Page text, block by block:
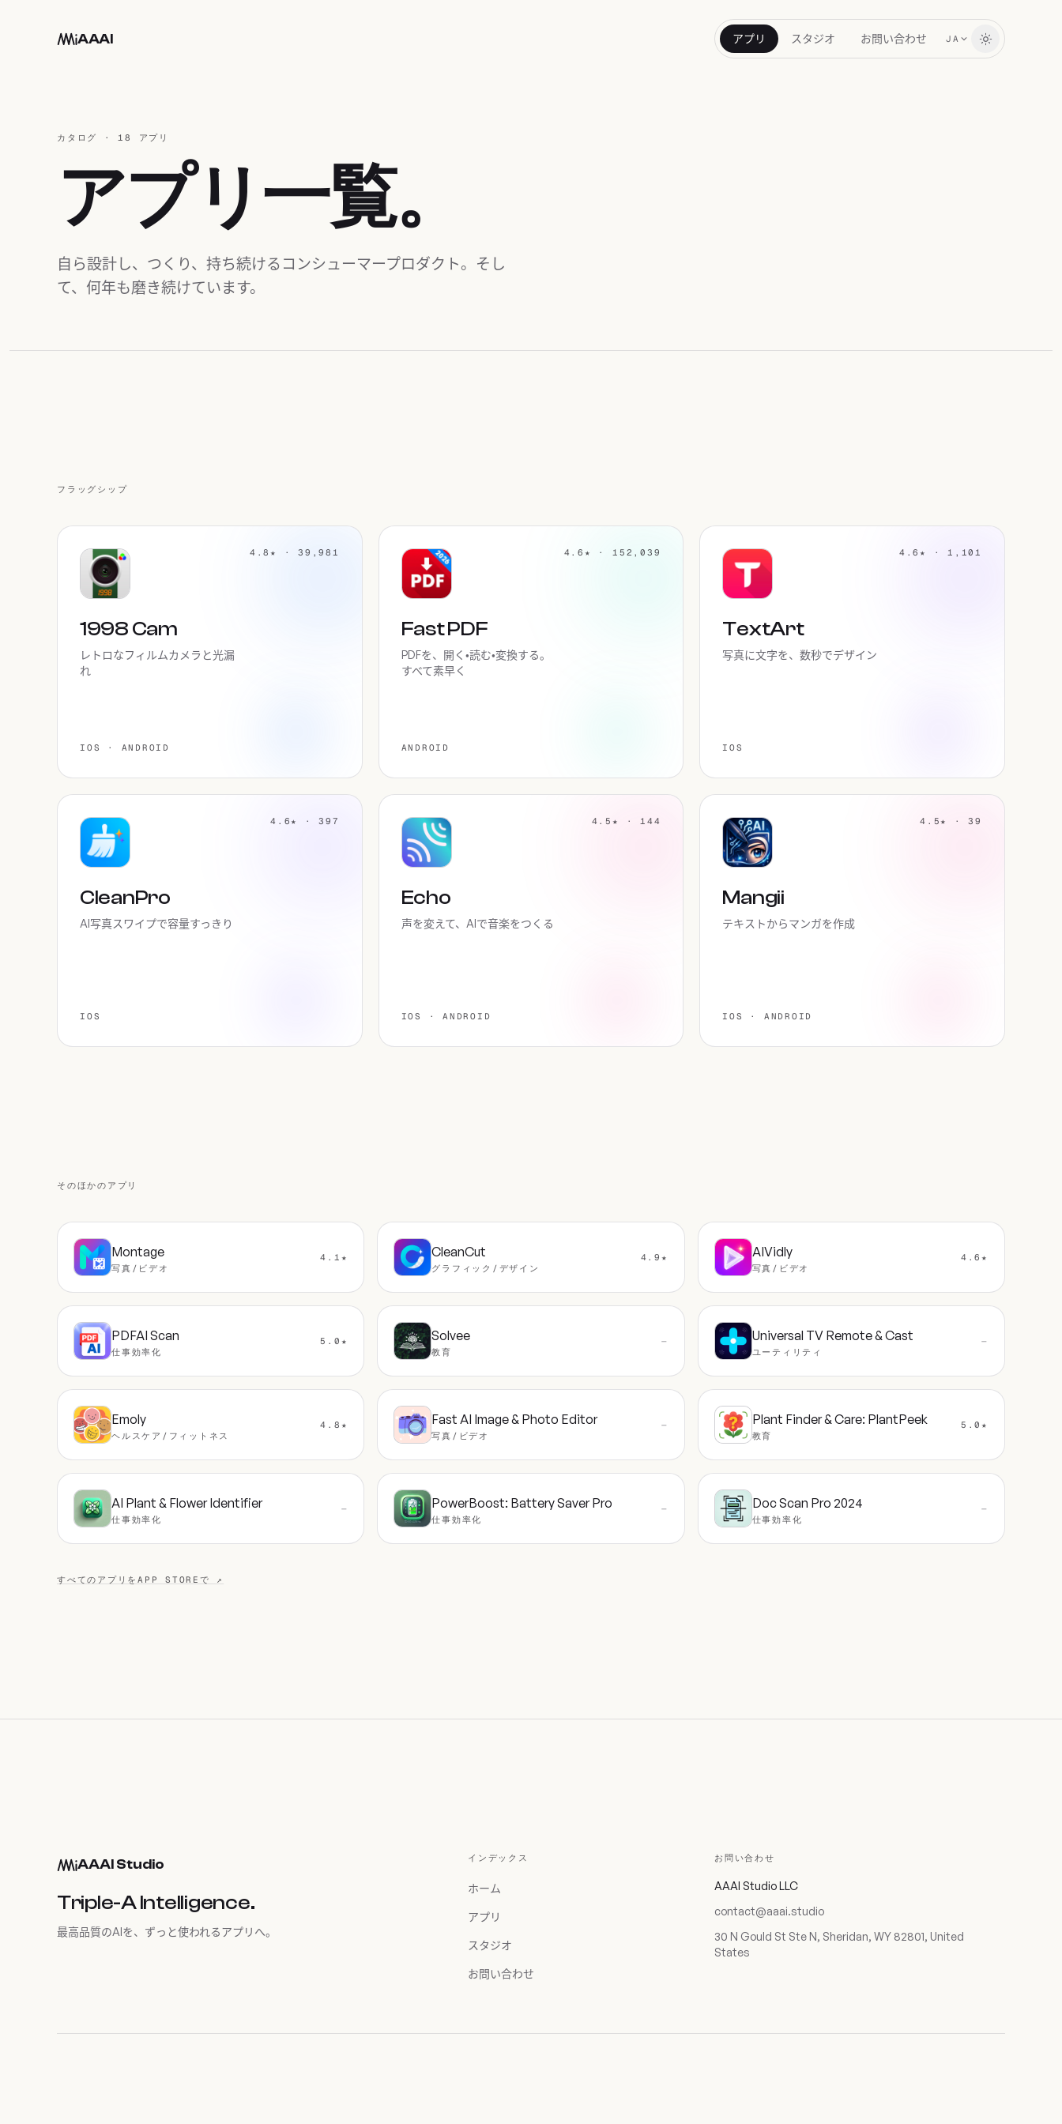
AAAI アプリ スタジオ お問い合わせ JA
カタログ · 18 アプリ
アプリ一覧。
自ら設計し、つくり、持ち続けるコンシューマープロダクト。そし
て、何年も磨き続けています。
フラッグシップ
4.8★ · 39,981
1998 Cam
レトロなフィルムカメラと光漏
れ
IOS · ANDROID
4.6★ · 152,039
Fast PDF
PDFを、開く・読む・変換する。
すべて素早く
ANDROID
4.6★ · 1,101
TextArt
写真に文字を、数秒でデザイン
IOS
4.6★ · 397
CleanPro
AI写真スワイプで容量すっきり
IOS
4.5★ · 144
Echo
声を変えて、AIで音楽をつくる
IOS · ANDROID
4.5★ · 39
Mangii
テキストからマンガを作成
IOS · ANDROID
そのほかのアプリ
Montage
写真/ビデオ
4.1★ CleanCut
グラフィック/デザイン
4.9★ AIVidly
写真/ビデオ
4.6★
PDFAI Scan
仕事効率化
5.0★ Solvee
教育
— Universal TV Remote & Cast
ユーティリティ
—
Emoly
ヘルスケア/フィットネス
4.8★ Fast AI Image & Photo Editor
写真/ビデオ
— Plant Finder & Care: PlantPeek
教育
5.0★
AI Plant & Flower Identifier
仕事効率化
— PowerBoost: Battery Saver Pro
仕事効率化
— Doc Scan Pro 2024
仕事効率化
—
すべてのアプリをAPP STOREで ↗
AAAI Studio
Triple-A Intelligence.
最高品質のAIを、ずっと使われるアプリへ。
インデックス
ホーム
アプリ
スタジオ
お問い合わせ
お問い合わせ
AAAI Studio LLC
contact@aaai.studio
30 N Gould St Ste N, Sheridan, WY 82801, United
States